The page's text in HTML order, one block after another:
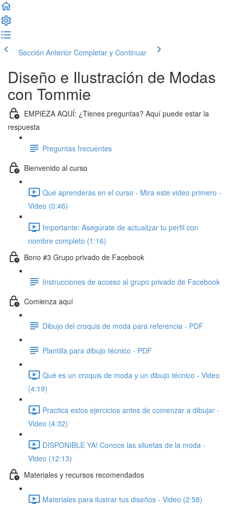
Sección Anterior Completar y Continuar
Diseño e Ilustración de Modas
con Tommie
EMPIEZA AQUÍ: ¿Tienes preguntas? Aquí puede estar la
respuesta
Preguntas frecuentes
Bienvenido al curso
Qué aprenderás en el curso - Mira este video primero -
Video (0:46)
Importante: Asegúrate de actualizar tu perfil con
nombre completo (1:16)
Bono #3 Grupo privado de Facebook
Instrucciones de acceso al grupo privado de Facebook
Comienza aquí
Dibujo del croquis de moda para referencia - PDF
Plantilla para dibujo técnico - PDF
Qué es un croquis de moda y un dibujo técnico - Video
(4:19)
Practica estos ejercicios antes de comenzar a dibujar -
Video (4:32)
DISPONIBLE YA! Conoce las siluetas de la moda -
Video (12:13)
Materiales y recursos recomendados
Materiales para ilustrar tus diseños - Video (2:58)